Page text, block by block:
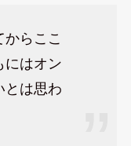
らここ
にはオン
とは思わ